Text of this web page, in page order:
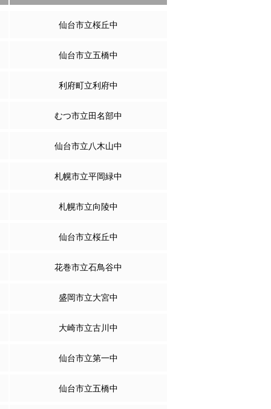
仙台市立桜丘中
仙台市立五橋中
利府町立利府中
むつ市立田名部中
仙台市立八木山中
札幌市立平岡緑中
札幌市立向陵中
仙台市立桜丘中
花巻市立石鳥谷中
盛岡市立大宮中
大崎市立古川中
仙台市立第一中
仙台市立五橋中